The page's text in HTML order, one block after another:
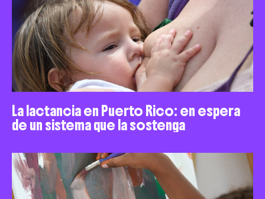
La lactancia en Puerto Rico: en espera
de un sistema que la sostenga